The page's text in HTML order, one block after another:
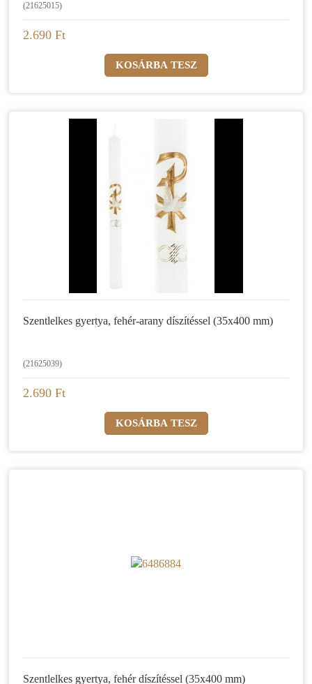
(21625015)
2.690 Ft
Szentlelkes gyertya, fehér-arany díszítéssel (35x400 mm)
(21625039)
2.690 Ft
Szentlelkes gyertya, fehér díszítéssel (35x400 mm)